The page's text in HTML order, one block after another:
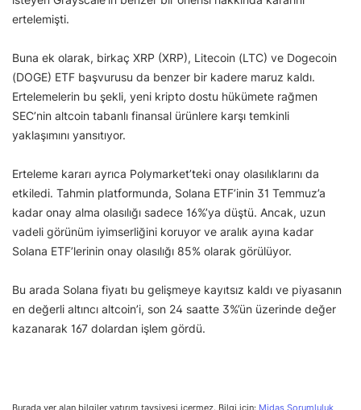
ertelemişti.
Buna ek olarak, birkaç XRP (XRP), Litecoin (LTC) ve Dogecoin
(DOGE) ETF başvurusu da benzer bir kadere maruz kaldı.
Ertelemelerin bu şekli, yeni kripto dostu hükümete rağmen
SEC’nin altcoin tabanlı finansal ürünlere karşı temkinli
yaklaşımını yansıtıyor.
Erteleme kararı ayrıca Polymarket’teki onay olasılıklarını da
etkiledi. Tahmin platformunda, Solana ETF’inin 31 Temmuz’a
kadar onay alma olasılığı sadece 16%’ya düştü. Ancak, uzun
vadeli görünüm iyimserliğini koruyor ve aralık ayına kadar
Solana ETF’lerinin onay olasılığı 85% olarak görülüyor.
Bu arada Solana fiyatı bu gelişmeye kayıtsız kaldı ve piyasanın
en değerli altıncı altcoin’i, son 24 saatte 3%’ün üzerinde değer
kazanarak 167 dolardan işlem gördü.
Burada yer alan bilgiler yatırım tavsiyesi içermez. Bilgi için: Midas Sorumluluk